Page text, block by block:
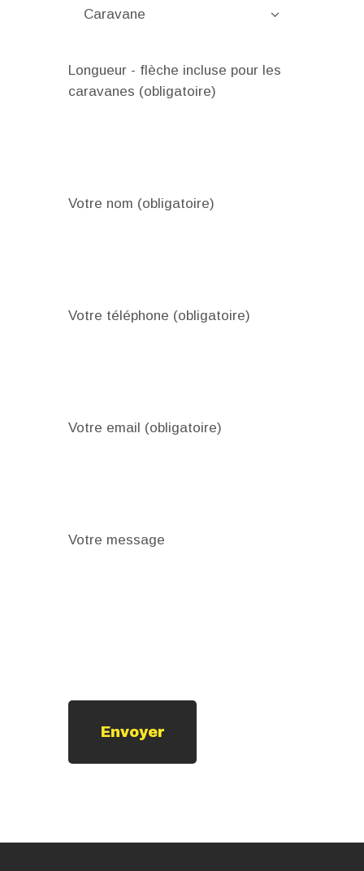
Longueur - flèche incluse pour les
caravanes (obligatoire)
Votre nom (obligatoire)
Votre téléphone (obligatoire)
Votre email (obligatoire)
Votre message